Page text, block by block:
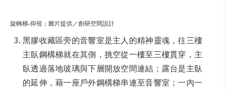
旋轉梯-仰視；圖片提供／創研空間設計
黑膠收藏區旁的音響室是主人的精神靈魂，往三樓
主臥鋼構梯就在其側，挑空從一樓至三樓貫穿，主
臥透過落地玻璃與下層開放空間連結；露台是主臥
的延伸，藉一座戶外鋼構梯串連至音響室；一內一